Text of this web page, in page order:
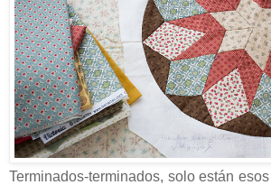
Terminados-terminados, solo están